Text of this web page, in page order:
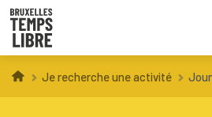
Infos parents
Je recherche une activité